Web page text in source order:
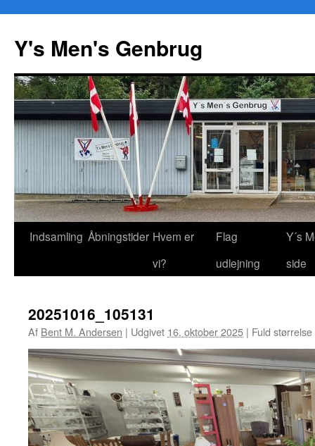
Y's Men's Genbrug
Hop
Indsamling Åbningstider Hvem er
vi?
Flag
udlejning
Y´s
side
20251016_105131
Af Bent M. Andersen | Udgivet 16. oktober 2025 | Fuld